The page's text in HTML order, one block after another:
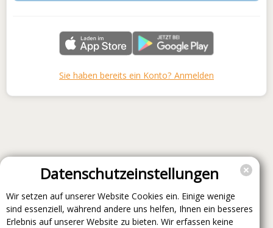
Sie haben bereits ein Konto? Anmelden
Datenschutzeinstellungen
Wir setzen auf unserer Website Cookies ein. Einige wenige
sind essenziell, während andere uns helfen, Ihnen ein besseres
Erlebnis auf unserer Website zu bieten. Wir erfassen keine